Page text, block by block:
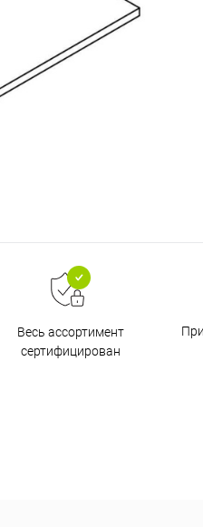
Весь ассортимент
сертифицирован